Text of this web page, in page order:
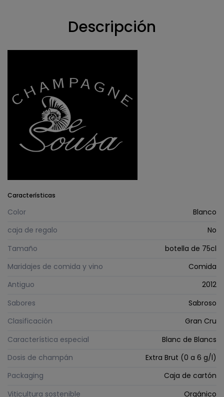
Descripción
Características
Color
Blanco
caja de regalo
No
Tamaño
botella de 75cl
Maridajes de comida y vino
Comida
Antiguo
2012
Sabores
Sabroso
Clasificación
Gran Cru
Característica especial
Blanc de Blancs
Dosis de champán
Extra Brut (0 a 6 g/l)
Packaging
Caja de cartón
Viticultura sostenible
Orgánico